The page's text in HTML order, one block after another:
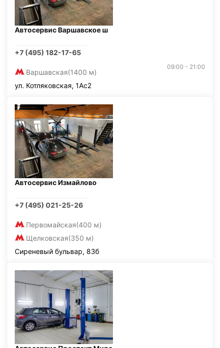
Автосервис Варшавское ш
+7 (495) 182-17-65
Варшавская(1400 м)
09:00 - 21:00
ул. Котляковская, 1Ас2
Автосервис Измайлово
+7 (495) 021-25-26
Первомайская(400 м)
Щелковская(350 м)
Сиреневый бульвар, 83б